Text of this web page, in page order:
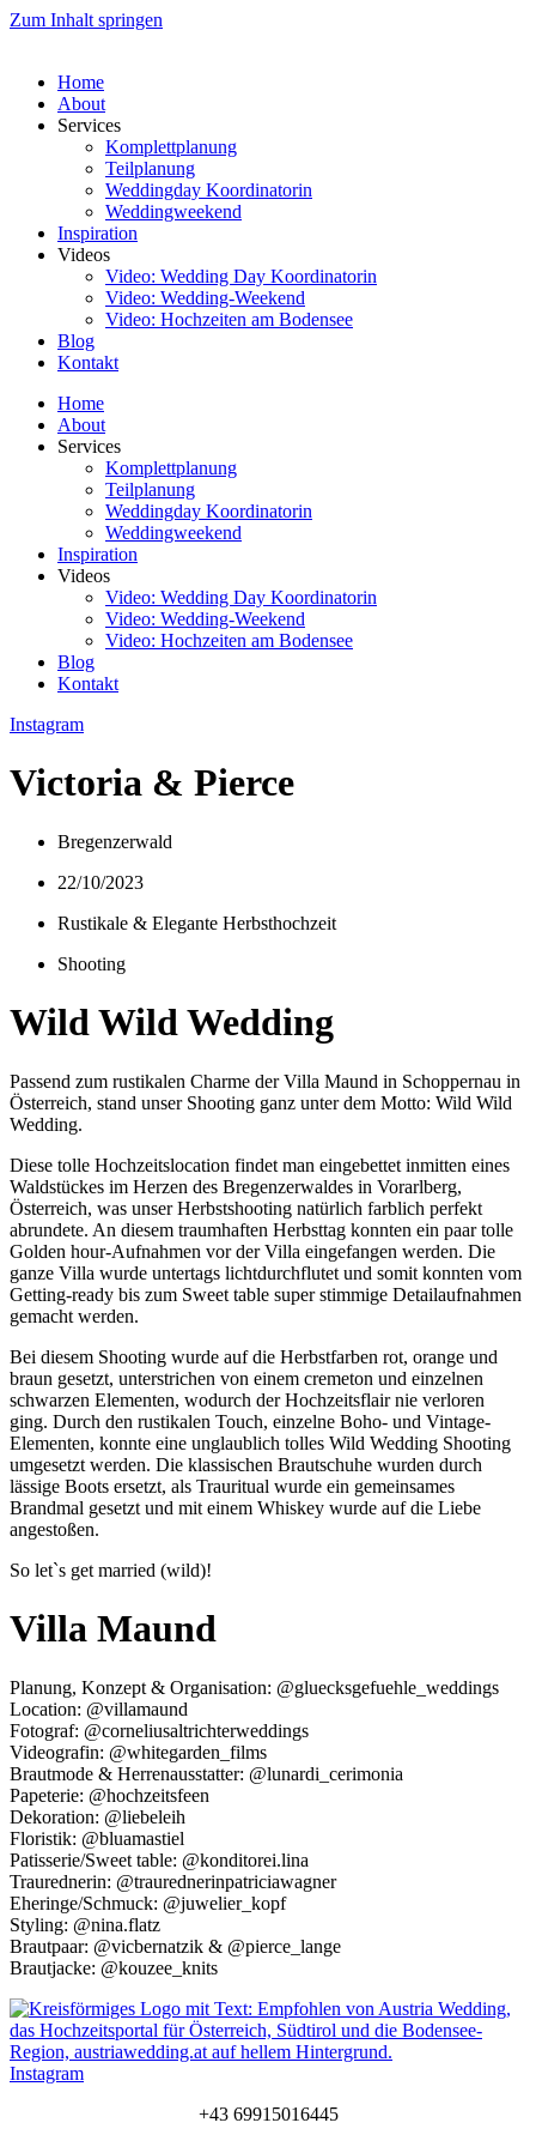
Zum Inhalt springen
Home
About
Services
Komplettplanung
Teilplanung
Weddingday Koordinatorin
Weddingweekend
Inspiration
Videos
Video: Wedding Day Koordinatorin
Video: Wedding-Weekend
Video: Hochzeiten am Bodensee
Blog
Kontakt
Home
About
Services
Komplettplanung
Teilplanung
Weddingday Koordinatorin
Weddingweekend
Inspiration
Videos
Video: Wedding Day Koordinatorin
Video: Wedding-Weekend
Video: Hochzeiten am Bodensee
Blog
Kontakt
Instagram
Victoria & Pierce
Bregenzerwald
22/10/2023
Rustikale & Elegante Herbsthochzeit
Shooting
Wild Wild Wedding
Passend zum rustikalen Charme der Villa Maund in Schoppernau in
Österreich, stand unser Shooting ganz unter dem Motto: Wild Wild
Wedding.
Diese tolle Hochzeitslocation findet man eingebettet inmitten eines
Waldstückes im Herzen des Bregenzerwaldes in Vorarlberg,
Österreich, was unser Herbstshooting natürlich farblich perfekt
abrundete. An diesem traumhaften Herbsttag konnten ein paar tolle
Golden hour-Aufnahmen vor der Villa eingefangen werden. Die
ganze Villa wurde untertags lichtdurchflutet und somit konnten vom
Getting-ready bis zum Sweet table super stimmige Detailaufnahmen
gemacht werden.
Bei diesem Shooting wurde auf die Herbstfarben rot, orange und
braun gesetzt, unterstrichen von einem cremeton und einzelnen
schwarzen Elementen, wodurch der Hochzeitsflair nie verloren
ging. Durch den rustikalen Touch, einzelne Boho- und Vintage-
Elementen, konnte eine unglaublich tolles Wild Wedding Shooting
umgesetzt werden. Die klassischen Brautschuhe wurden durch
lässige Boots ersetzt, als Trauritual wurde ein gemeinsames
Brandmal gesetzt und mit einem Whiskey wurde auf die Liebe
angestoßen.
So let`s get married (wild)!
Villa Maund
Planung, Konzept & Organisation: @gluecksgefuehle_weddings
Location: @villamaund
Fotograf: @corneliusaltrichterweddings
Videografin: @whitegarden_films
Brautmode & Herrenausstatter: @lunardi_cerimonia
Papeterie: @hochzeitsfeen
Dekoration: @liebeleih
Floristik: @bluamastiel
Patisserie/Sweet table: @konditorei.lina
Traurednerin: @traurednerinpatriciawagner
Eheringe/Schmuck: @juwelier_kopf
Styling: @nina.flatz
Brautpaar: @vicbernatzik & @pierce_lange
Brautjacke: @kouzee_knits
Instagram
+43 69915016445